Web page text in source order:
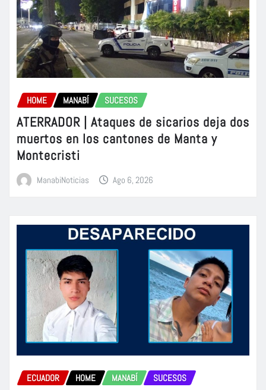
HOME MANABÍ SUCESOS
ATERRADOR | Ataques de sicarios deja dos
muertos en los cantones de Manta y
Montecristi
ManabiNoticias Ago 6, 2026
ECUADOR HOME MANABÍ SUCESOS